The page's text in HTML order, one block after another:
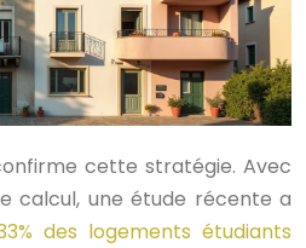
cette stratégie. Avec
calcul, une étude récente a
des logements étudiants